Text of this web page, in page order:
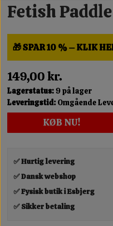
Fetish
🎁 SPAR 10 % – KLIK
149,00 kr.
Lagerstatus:9 på lager
Leveringstid:Omgående
KØB NU!
✅ Hurtig levering
✅ Dansk webshop
✅ Fysisk butik i Esbjerg
✅ Sikker betaling